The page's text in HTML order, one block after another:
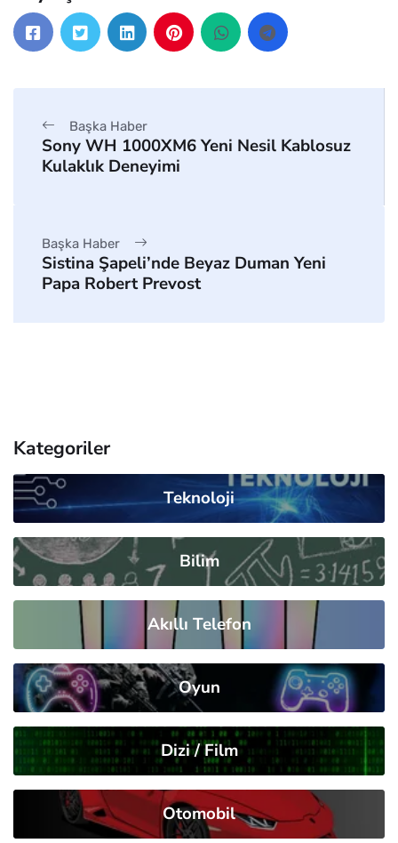
Başka Haber
Sony WH 1000XM6 Yeni Nesil Kablosuz
Kulaklık Deneyimi
Başka Haber
Sistina Şapeli’nde Beyaz Duman Yeni
Papa Robert Prevost
Kategoriler
Teknoloji
Bilim
Akıllı Telefon
Oyun
Dizi / Film
Otomobil